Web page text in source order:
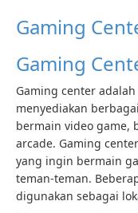
Gaming
Gaming
Gaming center
menyediakan
bermain video game,
arcade. Gaming
yang ingin bermain
teman-teman.
digunakan sebagai